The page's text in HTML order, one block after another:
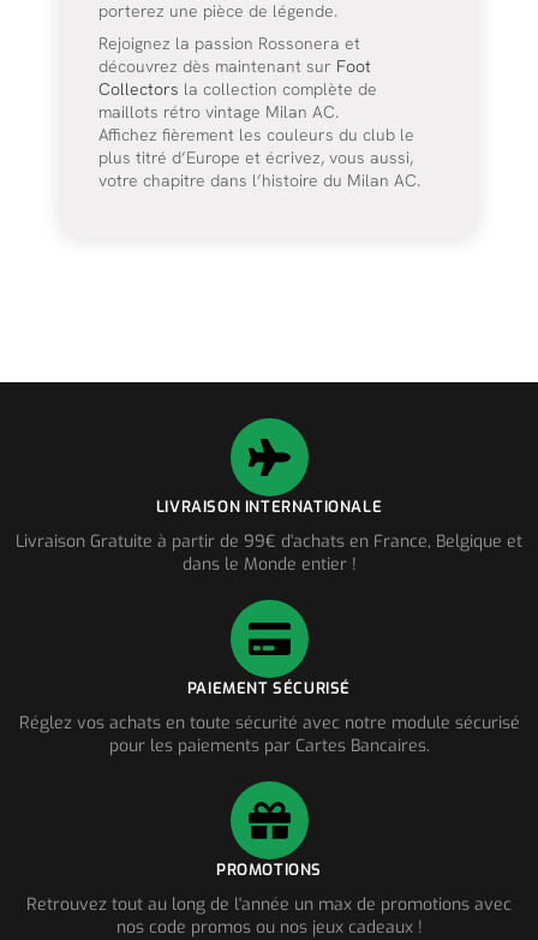
porterez une pièce de légende.
Rejoignez la passion Rossonera et
découvrez dès maintenant sur Foot
Collectors la collection complète de
maillots rétro vintage Milan AC.
Affichez fièrement les couleurs du club le
plus titré d’Europe et écrivez, vous aussi,
votre chapitre dans l’histoire du Milan AC.
LIVRAISON INTERNATIONALE
Livraison Gratuite à partir de 99€ d'achats en France, Belgique et
dans le Monde entier !
PAIEMENT SÉCURISÉ
Réglez vos achats en toute sécurité avec notre module sécurisé
pour les paiements par Cartes Bancaires.
PROMOTIONS
Retrouvez tout au long de l'année un max de promotions avec
nos code promos ou nos jeux cadeaux !